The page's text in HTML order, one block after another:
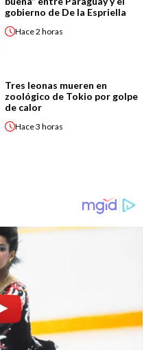
gobierno de De la Espriella
Hace2 horas
Tres leonas mueren en
zoológico de Tokio por golpe
de calor
Hace3 horas